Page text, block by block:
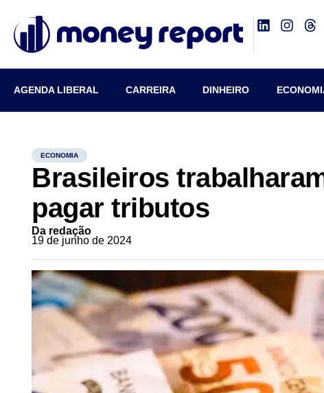
AGENDA LIBERAL CARREIRA DINHEIRO
ECONOMIA
Brasileiros
pagar tributos
Da redação
19 de junho de 2024